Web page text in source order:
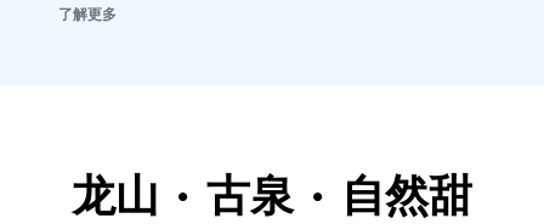
了解更多
龙山 · 古泉 · 自然甜